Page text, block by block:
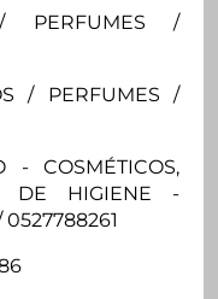
/ PERFUMES /
/ PERFUMES /
COSMÉTICOS,
DE HIGIENE -